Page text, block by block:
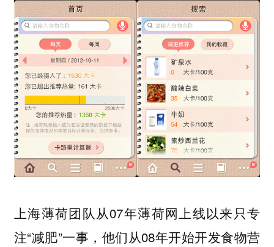
上海薄荷团队从07年薄荷网上线以来只专
注“减肥”一事，他们从08年开始开发食物营